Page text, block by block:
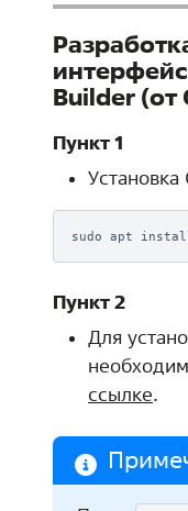
Builder (от
Пункт 1
Установка
sudo apt
Пункт 2
Для
ссылке